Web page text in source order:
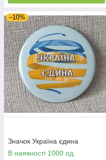
–10%
Значок Україна єдина
В наявності 1000 од.